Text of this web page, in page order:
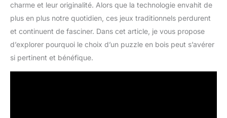
charme et leur originalité. Alors que la technologie envahit de
plus en plus notre quotidien, ces jeux traditionnels perdurent
et continuent de fasciner. Dans cet article, je vous propose
d’explorer pourquoi le choix d’un puzzle en bois peut s’avérer
si pertinent et bénéfique.